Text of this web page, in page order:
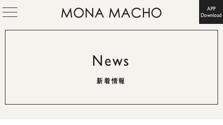
APP
Download
News
新着情報